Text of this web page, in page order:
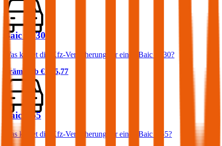
Baic BJ30
Was kostet die Kfz-Versicherung für einen Baic BJ30?
Prämie ab € 105,77
Baic X55
Was kostet die Kfz-Versicherung für einen Baic X55?